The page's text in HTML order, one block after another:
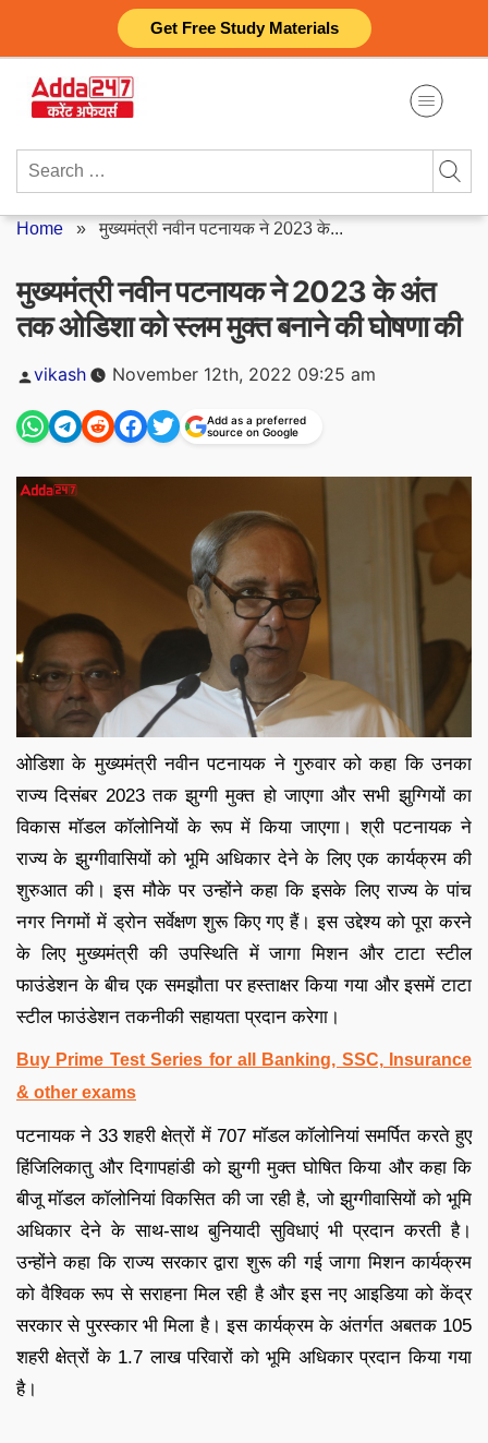
Get Free Study Materials
content
Search
Home »मुख्यमंत्री नवीन पटनायक ने 2023 के...
मुख्यमंत्री नवीन पटनायक ने 2023 के अंत
तक ओडिशा को स्लम मुक्त बनाने की घोषणा की
Posted
vikash November 12th, 2022 09:25 am
Add as a preferred
source on Google
ओडिशा के मुख्यमंत्री नवीन पटनायक ने गुरुवार को कहा कि उनका
राज्य दिसंबर 2023 तक झुग्गी मुक्त हो जाएगा और सभी झुग्गियों का
विकास मॉडल कॉलोनियों के रूप में किया जाएगा। श्री पटनायक ने
राज्य के झुग्गीवासियों को भूमि अधिकार देने के लिए एक कार्यक्रम की
शुरुआत की। इस मौके पर उन्होंने कहा कि इसके लिए राज्य के पांच
नगर निगमों में ड्रोन सर्वेक्षण शुरू किए गए हैं। इस उद्देश्य को पूरा करने
के लिए मुख्यमंत्री की उपस्थिति में जागा मिशन और टाटा स्टील
फाउंडेशन के बीच एक समझौता पर हस्ताक्षर किया गया और इसमें टाटा
स्टील फाउंडेशन तकनीकी सहायता प्रदान करेगा।
Buy Prime Test Series for all Banking, SSC, Insurance
& other exams
पटनायक ने 33 शहरी क्षेत्रों में 707 मॉडल कॉलोनियां समर्पित करते हुए
हिंजिलिकातु और दिगापहांडी को झुग्गी मुक्त घोषित किया और कहा कि
बीजू मॉडल कॉलोनियां विकसित की जा रही है, जो झुग्गीवासियों को भूमि
अधिकार देने के साथ-साथ बुनियादी सुविधाएं भी प्रदान करती है।
उन्होंने कहा कि राज्य सरकार द्वारा शुरू की गई जागा मिशन कार्यक्रम
को वैश्विक रूप से सराहना मिल रही है और इस नए आइडिया को केंद्र
सरकार से पुरस्कार भी मिला है। इस कार्यक्रम के अंतर्गत अबतक 105
शहरी क्षेत्रों के 1.7 लाख परिवारों को भूमि अधिकार प्रदान किया गया
है।